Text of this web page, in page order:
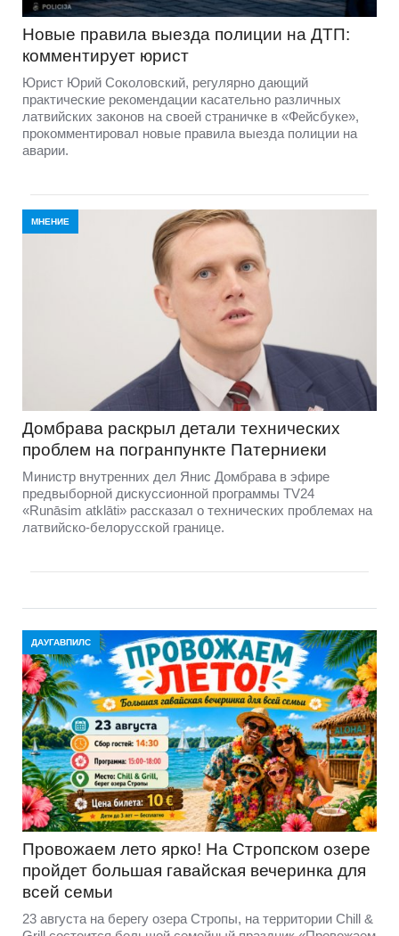
Новые правила выезда полиции на ДТП:
комментирует юрист
Юрист Юрий Соколовский, регулярно дающий
практические рекомендации касательно различных
латвийских законов на своей страничке в «Фейсбуке»,
прокомментировал новые правила выезда полиции на
аварии.
МНЕНИЕ
Домбравa раскрыл детали технических
проблем на погранпункте Патерниеки
Министр внутренних дел Янис Домбрава в эфире
предвыборной дискуссионной программы TV24
«Runāsim atklāti» рассказал о технических проблемах на
латвийско-белорусской границе.
ДАУГАВПИЛС
Провожаем лето ярко! На Стропском озере
пройдет большая гавайская вечеринка для
всей семьи
23 августа на берегу озера Стропы, на территории Chill &